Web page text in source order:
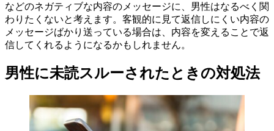
などのネガティブな内容のメッセージに、男性はなるべく関
わりたくないと考えます。客観的に見て返信しにくい内容の
メッセージばかり送っている場合は、内容を変えることで返
信してくれるようになるかもしれません。
男性に未読スルーされたときの対処法